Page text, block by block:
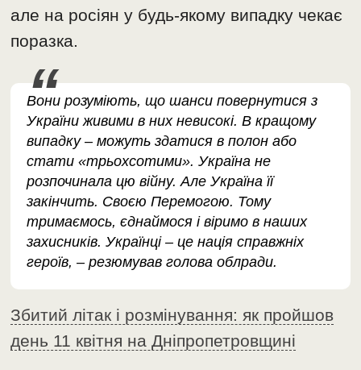
але на росіян у будь-якому випадку чекає
поразка.
Вони розуміють, що шанси повернутися з
України живими в них невисокі. В кращому
випадку – можуть здатися в полон або
стати «трьохсотими». Україна не
розпочинала цю війну. Але Україна її
закінчить. Своєю Перемогою. Тому
тримаємось, єднаймося і віримо в наших
захисників. Українці – це нація справжніх
героїв, – резюмував голова облради.
Збитий літак і розмінування: як пройшов
день 11 квітня на Дніпропетровщині